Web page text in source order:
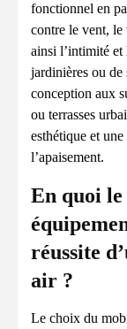
fonctionnel en
contre le vent,
ainsi l’intimité
jardinières ou de
conception aux
ou terrasses
esthétique et
l’apaisement.
En quoi
réussite
air ?
Le choix du